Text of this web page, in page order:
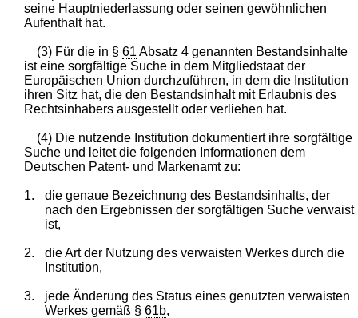
seine Hauptniederlassung oder seinen gewöhnlichen
Aufenthalt hat.
(3) Für die in §61 Absatz 4 genannten Bestandsinhalte
ist eine sorgfältige Suche in dem Mitgliedstaat der
Europäischen Union durchzuführen, in dem die Institution
ihren Sitz hat, die den Bestandsinhalt mit Erlaubnis des
Rechtsinhabers ausgestellt oder verliehen hat.
(4) Die nutzende Institution dokumentiert ihre sorgfältige
Suche und leitet die folgenden Informationen dem
Deutschen Patent- und Markenamt zu:
1.
die genaue Bezeichnung des Bestandsinhalts, der
nach den Ergebnissen der sorgfältigen Suche verwaist
ist,
2.
die Art der Nutzung des verwaisten Werkes durch die
Institution,
3.
jede Änderung des Status eines genutzten verwaisten
Werkes gemäß § 61b,